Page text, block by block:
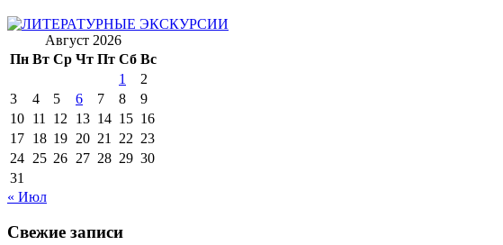
Август 2026
Пн Вт Ср Чт Пт Сб Вс
1
2
3
4 5 6 7 8
9
10 11 12 13 14 15 16
17 18 19 20 21 22 23
24 25 26 27 28 29 30
31
« Июл
Свежие записи